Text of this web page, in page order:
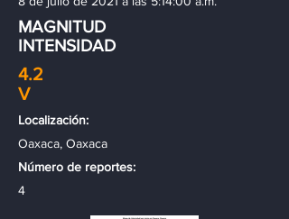
MAGNITUD
INTENSIDAD
4.2
V
Localización:
Oaxaca, Oaxaca
Número de reportes:
4